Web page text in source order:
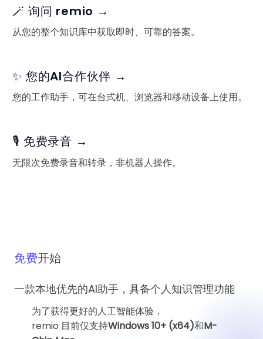
🪄 询问 remio →
从您的整个知识库中获取即时、可靠的答案。
✨ 您的AI合作伙伴 →
您的工作助手，可在台式机、浏览器和移动设备上使用。
🎙️ 免费录音 →
无限次免费录音和转录，非机器人操作。
免费开始
一款本地优先的AI助手，具备个人知识管理功能
为了获得更好的人工智能体验，
remio 目前仅支持Windows 10+ (x64)和M-